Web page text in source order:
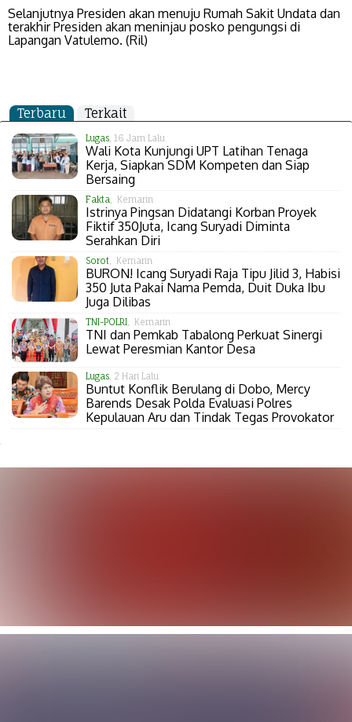
Selanjutnya Presiden akan menuju Rumah Sakit Undata dan
terakhir Presiden akan meninjau posko pengungsi di
Lapangan Vatulemo. (Ril)
Terbaru Terkait
Lugas, 16 Jam Lalu
Wali Kota Kunjungi UPT Latihan Tenaga
Kerja, Siapkan SDM Kompeten dan Siap
Bersaing
Fakta , Kemarin
Istrinya Pingsan Didatangi Korban Proyek
Fiktif 350Juta, Icang Suryadi Diminta
Serahkan Diri
Sorot, Kemarin
BURON! Icang Suryadi Raja Tipu Jilid 3, Habisi
350 Juta Pakai Nama Pemda, Duit Duka Ibu
Juga Dilibas
TNI-POLRI, Kemarin
TNI dan Pemkab Tabalong Perkuat Sinergi
Lewat Peresmian Kantor Desa
Lugas, 2 Hari Lalu
Buntut Konflik Berulang di Dobo, Mercy
Barends Desak Polda Evaluasi Polres
Kepulauan Aru dan Tindak Tegas Provokator